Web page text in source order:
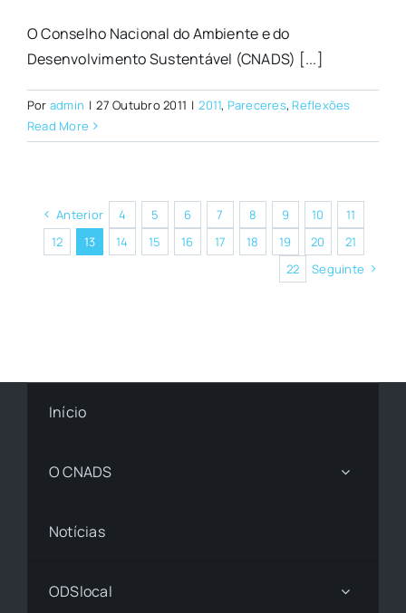
O Conselho Nacional do Ambiente e do
Desenvolvimento Sustentável (CNADS) [...]
Por admin | 27 Outubro 2011 | 2011, Pareceres, Reflexões
Read More
Anterior 4 5 6 7 8 9 10
11
12
13 14 15 16 17 18 19 20
21
22
Seguinte
Início
O CNADS
Notícias
ODSlocal